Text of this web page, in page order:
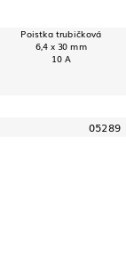
Poistka trubičková
6,4 x 30 mm
10 A
05289